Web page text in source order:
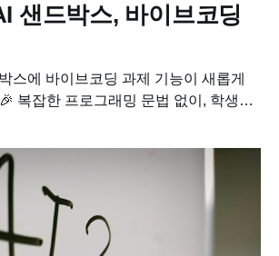
샌드박스, 바이브코딩
스에 바이브코딩 과제 기능이 새롭게
이
량실천학교에서 요구하는...